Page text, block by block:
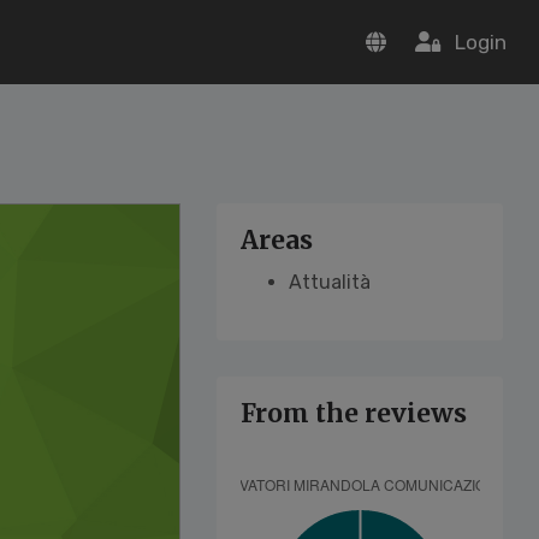
Login
Areas
Attualità
From the reviews